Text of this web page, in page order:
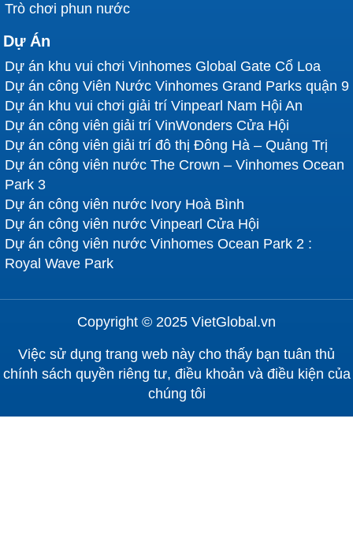
Trò chơi phun nước
Dự Án
Dự án khu vui chơi Vinhomes Global Gate Cổ Loa
Dự án công Viên Nước Vinhomes Grand Parks quận 9
Dự án khu vui chơi giải trí Vinpearl Nam Hội An
Dự án công viên giải trí VinWonders Cửa Hội
Dự án công viên giải trí đô thị Đông Hà – Quảng Trị
Dự án công viên nước The Crown – Vinhomes Ocean
Park 3
Dự án công viên nước Ivory Hoà Bình
Dự án công viên nước Vinpearl Cửa Hội
Dự án công viên nước Vinhomes Ocean Park 2 :
Royal Wave Park
Copyright © 2025 VietGlobal.vn
Việc sử dụng trang web này cho thấy bạn tuân thủ
chính sách quyền riêng tư, điều khoản và điều kiện của
chúng tôi